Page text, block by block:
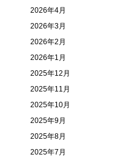
2026年4月
2026年3月
2026年2月
2026年1月
2025年12月
2025年11月
2025年10月
2025年9月
2025年8月
2025年7月